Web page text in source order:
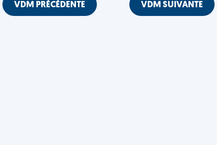
VDM PRÉCÉDENTE VDM SUIVANTE